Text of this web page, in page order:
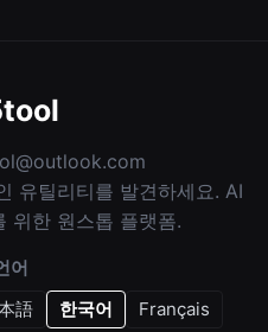
유틸리티를 발견하세요. AI
위한 원스톱 플랫폼.
어
語 한국어 Français